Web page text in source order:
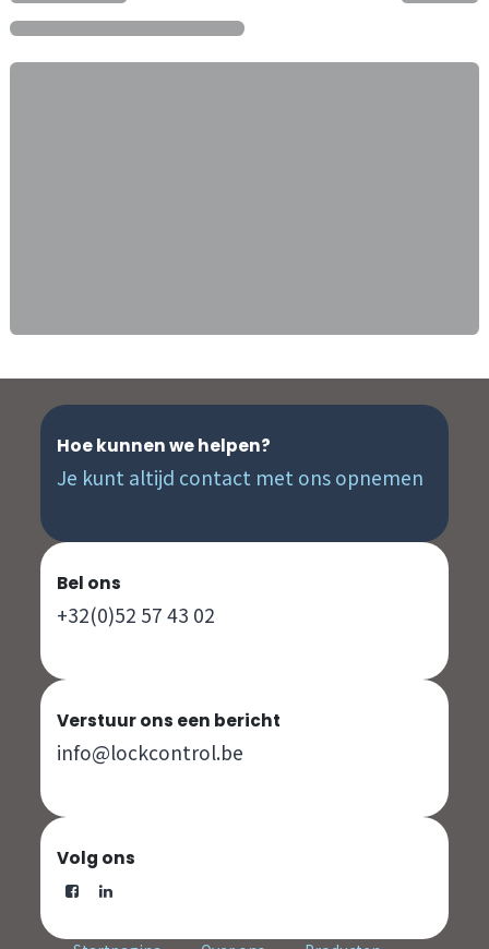
Hoe kunnen we helpen?
Je kunt altijd contact met ons opnemen
Bel ons
+32(0)52 57 43 02
Verstuur ons een bericht
info@lockcontrol.be
Volg ons